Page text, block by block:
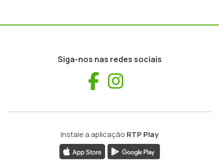
Siga-nos nas redes sociais
Facebook
Instale a aplicação RTP Play